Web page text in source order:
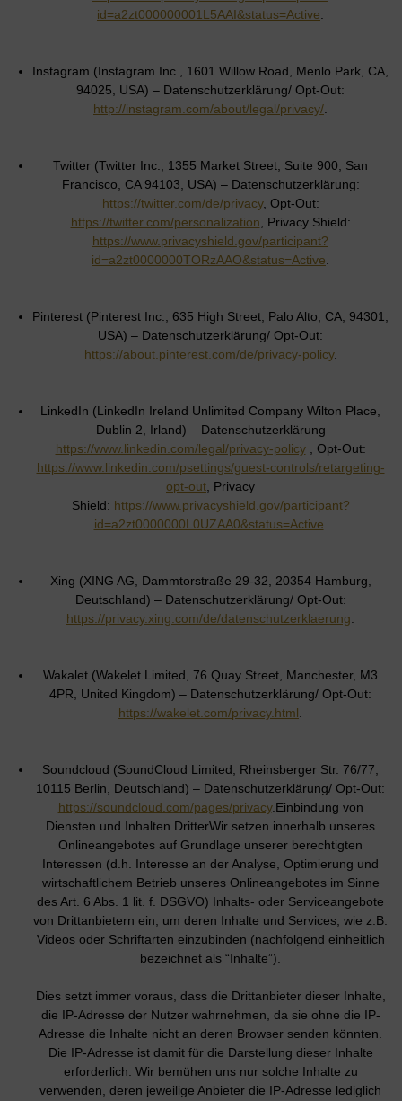
id=a2zt000000001L5AAI&status=Active.
Instagram (Instagram Inc., 1601 Willow Road, Menlo Park, CA,
94025, USA) – Datenschutzerklärung/ Opt-Out:
http://instagram.com/about/legal/privacy/.
Twitter (Twitter Inc., 1355 Market Street, Suite 900, San
Francisco, CA 94103, USA) – Datenschutzerklärung:
https://twitter.com/de/privacy, Opt-Out:
https://twitter.com/personalization, Privacy Shield:
https://www.privacyshield.gov/participant?
id=a2zt0000000TORzAAO&status=Active.
Pinterest (Pinterest Inc., 635 High Street, Palo Alto, CA, 94301,
USA) – Datenschutzerklärung/ Opt-Out:
https://about.pinterest.com/de/privacy-policy.
LinkedIn (LinkedIn Ireland Unlimited Company Wilton Place,
Dublin 2, Irland) – Datenschutzerklärung
https://www.linkedin.com/legal/privacy-policy, Opt-Out:
https://www.linkedin.com/psettings/guest-controls/retargeting-
opt-out, Privacy
Shield: https://www.privacyshield.gov/participant?
id=a2zt0000000L0UZAA0&status=Active.
Xing (XING AG, Dammtorstraße 29-32, 20354 Hamburg,
Deutschland) – Datenschutzerklärung/ Opt-Out:
https://privacy.xing.com/de/datenschutzerklaerung.
Wakalet (Wakelet Limited, 76 Quay Street, Manchester, M3
4PR, United Kingdom) – Datenschutzerklärung/ Opt-Out:
https://wakelet.com/privacy.html.
Soundcloud (SoundCloud Limited, Rheinsberger Str. 76/77,
10115 Berlin, Deutschland) – Datenschutzerklärung/ Opt-Out:
https://soundcloud.com/pages/privacy.Einbindung von
Diensten und Inhalten DritterWir setzen innerhalb unseres
Onlineangebotes auf Grundlage unserer berechtigten
Interessen (d.h. Interesse an der Analyse, Optimierung und
wirtschaftlichem Betrieb unseres Onlineangebotes im Sinne
des Art. 6 Abs. 1 lit. f. DSGVO) Inhalts- oder Serviceangebote
von Drittanbietern ein, um deren Inhalte und Services, wie z.B.
Videos oder Schriftarten einzubinden (nachfolgend einheitlich
bezeichnet als “Inhalte”).
Dies setzt immer voraus, dass die Drittanbieter dieser Inhalte,
die IP-Adresse der Nutzer wahrnehmen, da sie ohne die IP-
Adresse die Inhalte nicht an deren Browser senden könnten.
Die IP-Adresse ist damit für die Darstellung dieser Inhalte
erforderlich. Wir bemühen uns nur solche Inhalte zu
verwenden, deren jeweilige Anbieter die IP-Adresse lediglich